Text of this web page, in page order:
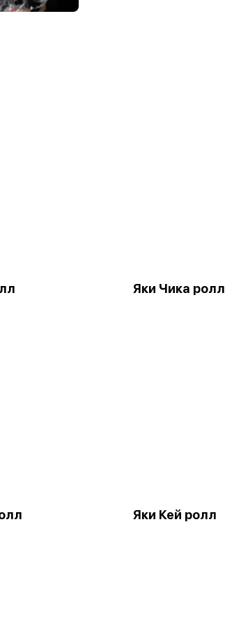
Яки Чика ролл
Яки Кей ролл